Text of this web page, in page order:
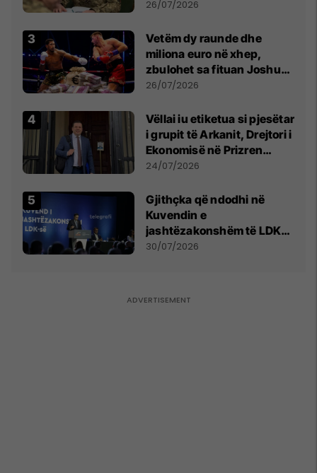
kontroll të madh
26/07/2026
Vetëm dy raunde dhe
miliona euro në xhep,
zbulohet sa fituan Joshua
e Prenga
26/07/2026
Vëllai iu etiketua si pjesëtar
i grupit të Arkanit, Drejtori i
Ekonomisë në Prizren
mohon pretendimet
24/07/2026
Gjithçka që ndodhi në
Kuvendin e
jashtëzakonshëm të LDK-
së
30/07/2026